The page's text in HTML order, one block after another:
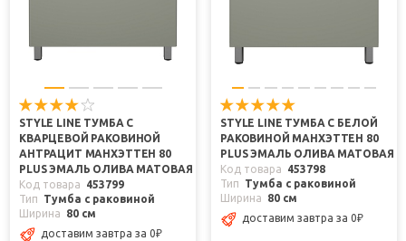
STYLE LINE ТУМБА С
КВАРЦЕВОЙ РАКОВИНОЙ
АНТРАЦИТ МАНХЭТТЕН 80
PLUS ЭМАЛЬ ОЛИВА МАТОВАЯ
Код товара
453799
Тип
Тумба с раковиной
Ширина
80 см
доставим завтра за 0₽
STYLE LINE ТУМБА С БЕЛОЙ
РАКОВИНОЙ МАНХЭТТЕН 80
PLUS ЭМАЛЬ ОЛИВА МАТОВАЯ
Код товара
453798
Тип
Тумба с раковиной
Ширина
80 см
доставим завтра за 0₽